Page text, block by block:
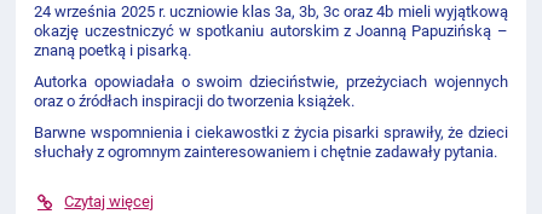
24 września 2025 r. uczniowie klas 3a, 3b, 3c oraz 4b mieli wyjątkową
okazję uczestniczyć w spotkaniu autorskim z Joanną Papuzińską –
znaną poetką i pisarką.
Autorka opowiadała o swoim dzieciństwie, przeżyciach wojennych
oraz o źródłach inspiracji do tworzenia książek.
Barwne wspomnienia i ciekawostki z życia pisarki sprawiły, że dzieci
słuchały z ogromnym zainteresowaniem i chętnie zadawały pytania.
Czytaj więcej